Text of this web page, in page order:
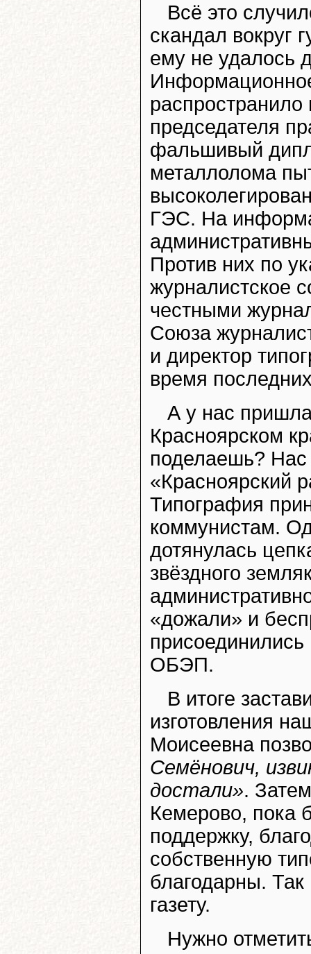
Всё это
скандал вокруг
ему не удалось
председателя
фальшивый
металлолома
ГЭС. На
Против них по
журналистское
честными
Союза
и директор
время
А у нас пришла
Красноярском
поделаешь? Нас
«Красноярский
Типография
коммунистам.
дотянулась
звёздного
«дожали» и
ОБЭП.
В итоге
изготовления
Моисеевна
Семёнович,
достали».
Кемерово, пока
поддержку,
собственную
благодарны. Так
газету.
Нужно